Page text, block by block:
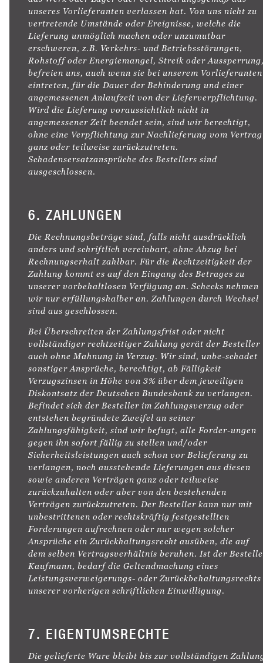
unseres Vorlieferanten verlassen hat. Von uns nicht zu
vertretende Umstände oder Ereignisse, welche die
Lieferung unmöglich machen oder unzumutbar
erschweren, z.B. Verkehrs- und Betriebsstörungen,
Rohstoff oder Energiemangel, Streik oder
befreien uns, auch wenn sie bei unserem Vorlieferanten
eintreten, für die Dauer der Behinderung und einer
angemessenen Anlaufzeit von der Lieferverpflichtung.
Wird die Lieferung voraussichtlich nicht in
angemessener Zeit beendet sein, sind wir berechtigt,
ohne eine Verpflichtung zur Nachlieferung vom Vertrag
ganz oder teilweise zurückzutreten.
Schadensersatzansprüche des Bestellers sind
ausgeschlossen.
6. ZAHLUNGEN
Die Rechnungsbeträge sind, falls nicht ausdrücklich
anders und schriftlich vereinbart, ohne Abzug bei
Rechnungserhalt zahlbar. Für die Rechtzeitigkeit der
Zahlung kommt es auf den Eingang des Betrages zu
unserer vorbehaltlosen Verfügung an. Schecks nehmen
wir nur erfüllungshalber an. Zahlungen durch Wechsel
sind aus geschlossen.
Bei Überschreiten der Zahlungsfrist oder nicht
vollständiger rechtzeitiger Zahlung gerät der Besteller
auch ohne Mahnung in Verzug. Wir sind, unbe-schadet
sonstiger Ansprüche, berechtigt, ab Fälligkeit
Verzugszinsen in Höhe von 3% über dem jeweiligen
Diskontsatz der Deutschen Bundesbank zu verlangen.
Befindet sich der Besteller im Zahlungsverzug oder
entstehen begründete Zweifel an seiner
Zahlungsfähigkeit, sind wir befugt, alle Forder-ungen
gegen ihn sofort fällig zu stellen und/oder
Sicherheitsleistungen auch schon vor Belieferung zu
verlangen, noch ausstehende Lieferungen aus diesen
sowie anderen Verträgen ganz oder teilweise
zurückzuhalten oder aber von den bestehenden
Verträgen zurückzutreten. Der Besteller kann nur mit
unbestrittenen oder rechtskräftig festgestellten
Forderungen aufrechnen oder nur wegen solcher
Ansprüche ein Zurückhaltungsrecht ausüben, die auf
dem selben Vertragsverhältnis beruhen. Ist der
Kaufmann, bedarf die Geltendmachung eines
Leistungsverweigerungs- oder Zurückbehaltungsrechts
unserer vorherigen schriftlichen Einwilligung.
7. EIGENTUMSRECHTE
Die gelieferte Ware bleibt bis zur vollständigen